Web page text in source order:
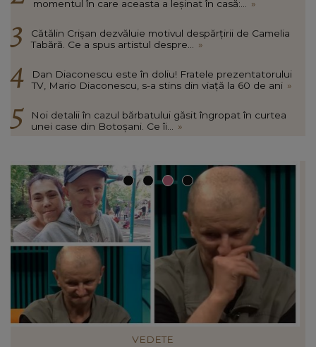
momentul în care aceasta a leșinat în casă:...
»
Cătălin Crișan dezvăluie motivul despărțirii de Camelia
Tabără. Ce a spus artistul despre...
»
Dan Diaconescu este în doliu! Fratele prezentatorului
TV, Mario Diaconescu, s-a stins din viață la 60 de ani »
Noi detalii în cazul bărbatului găsit îngropat în curtea
unei case din Botoșani. Ce îi...
»
VEDETE